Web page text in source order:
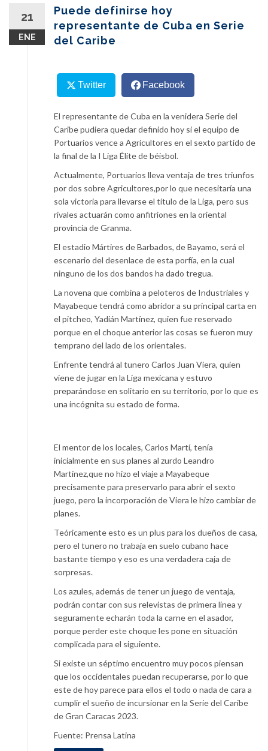
21
ENE
Puede definirse hoy
representante de Cuba en Serie
del Caribe
Twitter Facebook
El representante de Cuba en la venidera Serie del
Caribe pudiera quedar definido hoy si el equipo de
Portuarios vence a Agricultores en el sexto partido de
la final de la I Liga Élite de béisbol.
Actualmente, Portuarios lleva ventaja de tres triunfos
por dos sobre Agricultores,por lo que necesitaría una
sola victoria para llevarse el título de la Liga, pero sus
rivales actuarán como anfitriones en la oriental
provincia de Granma.
El estadio Mártires de Barbados, de Bayamo, será el
escenario del desenlace de esta porfía, en la cual
ninguno de los dos bandos ha dado tregua.
La novena que combina a peloteros de Industriales y
Mayabeque tendrá como abridor a su principal carta en
el pitcheo, Yadián Martínez, quien fue reservado
porque en el choque anterior las cosas se fueron muy
temprano del lado de los orientales.
Enfrente tendrá al tunero Carlos Juan Viera, quien
viene de jugar en la Liga mexicana y estuvo
preparándose en solitario en su territorio, por lo que es
una incógnita su estado de forma.
El mentor de los locales, Carlos Martí, tenía
inicialmente en sus planes al zurdo Leandro
Martínez,que no hizo el viaje a Mayabeque
precisamente para preservarlo para abrir el sexto
juego, pero la incorporación de Viera le hizo cambiar de
planes.
Teóricamente esto es un plus para los dueños de casa,
pero el tunero no trabaja en suelo cubano hace
bastante tiempo y eso es una verdadera caja de
sorpresas.
Los azules, además de tener un juego de ventaja,
podrán contar con sus relevistas de primera línea y
seguramente echarán toda la carne en el asador,
porque perder este choque les pone en situación
complicada para el siguiente.
Si existe un séptimo encuentro muy pocos piensan
que los occidentales puedan recuperarse, por lo que
este de hoy parece para ellos el todo o nada de cara a
cumplir el sueño de incursionar en la Serie del Caribe
de Gran Caracas 2023.
Fuente: Prensa Latina